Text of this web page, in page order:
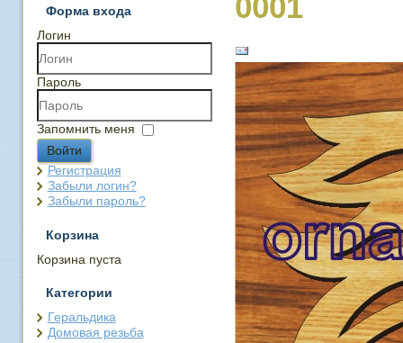
Форма входа
Логин
Пароль
Запомнить меня
Войти
Регистрация
Забыли логин?
Забыли пароль?
Корзина
Корзина пуста
Категории
Геральдика
Домовая резьба